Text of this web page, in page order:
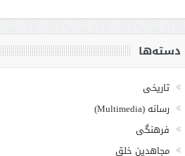
دسته‌ها
تاریخی
رسانه (Multimedia)
فرهنگی
مجاهدین خلق